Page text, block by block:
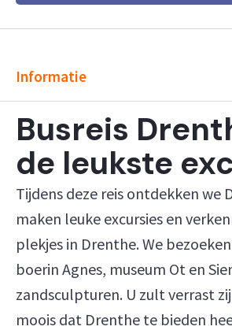
Informatie
Busreis
de leukste
Tijdens deze reis ontdekken we
maken leuke excursies en
plekjes in Drenthe. We
boerin Agnes, museum Ot en
zandsculpturen. U zult verrast
moois dat Drenthe te bieden